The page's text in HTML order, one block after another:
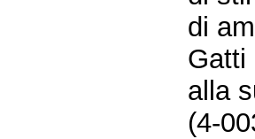
di
Gatti
alla
(4-